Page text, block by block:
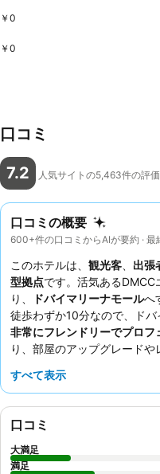
￥0
￥0
口コミ
7.2 人気サイトの5,463件の評
口コミの概要
600+件の口コミからAIが要約 ·
このホテルは、 観光客 出張
型拠点です。活気ある
り、
ドバイマリーナモールへ
徒歩わずか10分なので、ドバ
非常にフレンドリーでプロフ
り、部屋のアップグレード
論ありますが、広々とした客
すべて表示
口コミ
大満足
満足